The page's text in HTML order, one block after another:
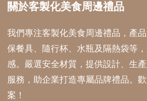
關於客製化美食周邊禮品
我們專注客製化美食周邊禮品，產
保餐具、隨行杯、水瓶及隔熱袋等
感。嚴選安全材質，提供設計、生
服務，助企業打造專屬品牌禮品。
案！